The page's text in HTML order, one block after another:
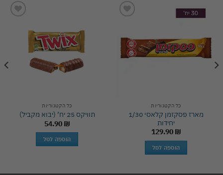
כל הקטגוריות
מארז פסקזמן קלאסי 1/30
יחידות
129.90 ₪
הוספה לסל
כל הקטגוריות
תוויקס 25 יח’ (יבוא מקביל)
54.90 ₪
הוספה לסל